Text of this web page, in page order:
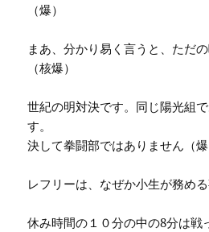
（爆）
まあ、分かり易く言うと、ただ
（核爆）
世紀の明対決です。同じ陽光組
す。
決して拳闘部ではありません（爆
レフリーは、なぜか小生が務め
休み時間の１０分の中の8分は戦